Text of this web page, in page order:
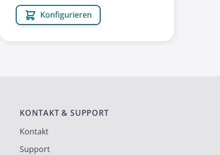
Konfigurieren
KONTAKT & SUPPORT
Kontakt
Support